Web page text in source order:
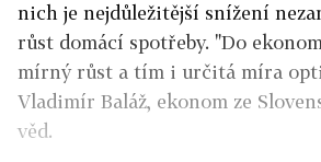
nich je nejdůležitější snížení
růst domácí spotřeby. "Do
mírný růst a tím i určitá míra
Vladimír Baláž, ekonom ze
věd.